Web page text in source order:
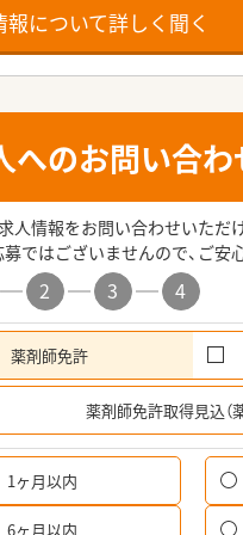
報について詳しく聞く
へのお問い合わ
人情報をお問い合わせいただ
ではございませんので、ご安
2 3 4
薬剤師免許
薬剤師免許取得見込（
1ヶ月以内
6ヶ月以内